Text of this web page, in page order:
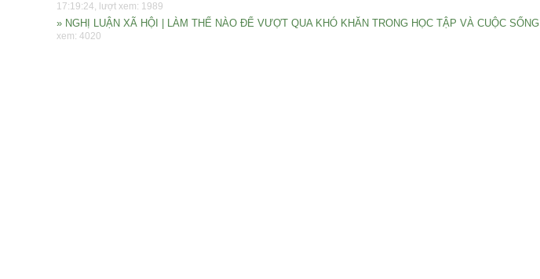
17:19:24, lượt xem: 1989
» NGHỊ LUẬN XÃ HỘI | LÀM THẾ NÀO ĐỂ VƯỢT QUA KHÓ KHĂN TRONG HỌC TẬP VÀ CUỘC SỐNG
xem: 4020